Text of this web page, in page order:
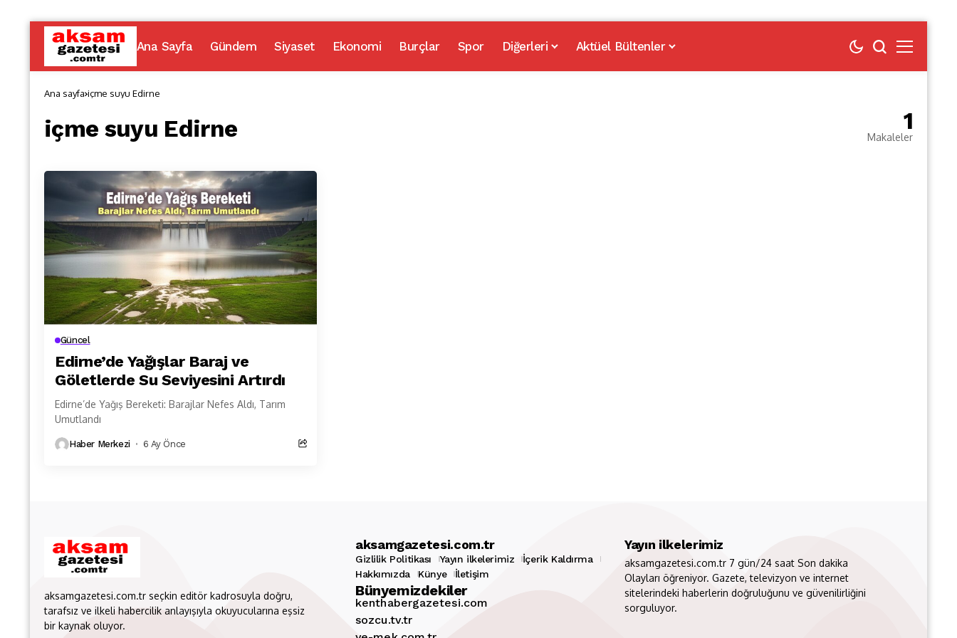
Ana Sayfa Gündem Siyaset Ekonomi Burçlar Spor Diğerleri Aktüel Bültenler
Ana sayfa içme suyu Edirne
içme suyu Edirne 1
Makaleler
Güncel
Edirne’de Yağışlar Baraj ve
Göletlerde Su Seviyesini Artırdı
Edirne’de Yağış Bereketi: Barajlar Nefes Aldı, Tarım
Umutlandı
Haber Merkezi 6 Ay Önce
aksamgazetesi.com.tr seçkin editör kadrosuyla doğru,
tarafsız ve ilkeli habercilik anlayışıyla okuyucularına eşsiz
bir kaynak oluyor.
aksamgazetesi.com.tr
Gizlilik Politikası Yayın ilkelerimiz
İçerik Kaldırma
Hakkımızda
Künye İletişim
Bünyemizdekiler
kenthabergazetesi.com
sozcu.tv.tr
Yayın ilkelerimiz
aksamgazetesi.com.tr 7 gün/24 saat Son dakika
Olayları öğreniyor. Gazete, televizyon ve internet
sitelerindeki haberlerin doğruluğunu ve güvenilirliğini
sorguluyor.